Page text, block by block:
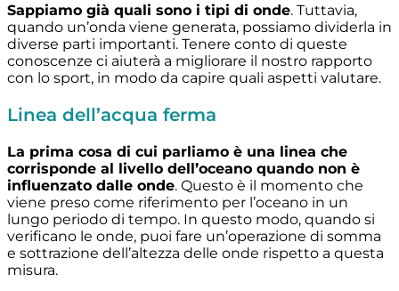
Sappiamo già quali sono i tipi di onde. Tuttavia,
quando un’onda viene generata, possiamo dividerla in
diverse parti importanti. Tenere conto di queste
conoscenze ci aiuterà a migliorare il nostro rapporto
con lo sport, in modo da capire quali aspetti valutare.
Linea dell’acqua ferma
La prima cosa di cui parliamo è una linea che
corrisponde al livello dell’oceano quando non è
influenzato dalle onde. Questo è il momento che
viene preso come riferimento per l’oceano in un
lungo periodo di tempo. In questo modo, quando si
verificano le onde, puoi fare un’operazione di somma
e sottrazione dell’altezza delle onde rispetto a questa
misura.